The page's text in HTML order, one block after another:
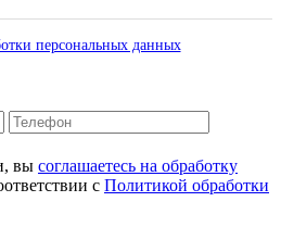
персональных данных
вы соглашаетесь на обработку
с Политикой обработки